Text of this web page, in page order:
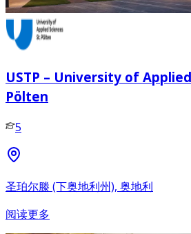
USTP – University of
Pölten
5
圣珀尔滕 (下奥地利州), 奥地利
阅读更多